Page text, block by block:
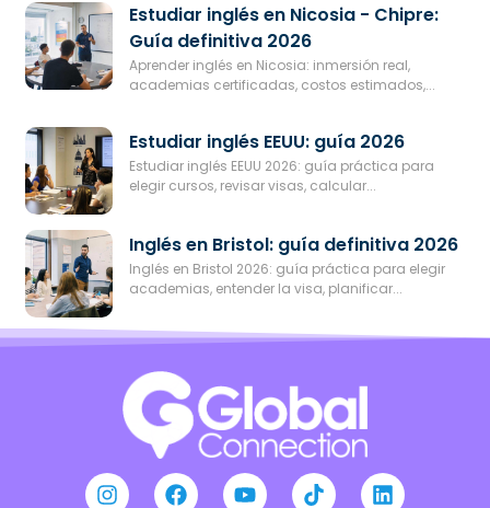
Estudiar inglés en Nicosia - Chipre:
Guía definitiva 2026
Aprender inglés en Nicosia: inmersión real,
academias certificadas, costos estimados,...
Estudiar inglés EEUU: guía 2026
Estudiar inglés EEUU 2026: guía práctica para
elegir cursos, revisar visas, calcular...
Inglés en Bristol: guía definitiva 2026
Inglés en Bristol 2026: guía práctica para elegir
academias, entender la visa, planificar...